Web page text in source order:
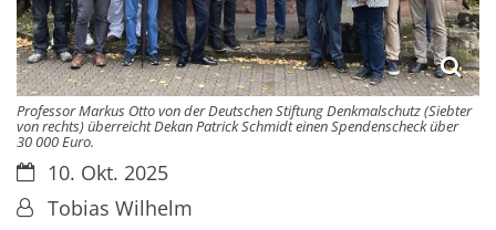
Professor Markus Otto von der Deutschen Stiftung Denkmalschutz (Siebter
von rechts) überreicht Dekan Patrick Schmidt einen Spendenscheck über
30 000 Euro.
Datum:10. Okt. 2025
Von:Tobias Wilhelm